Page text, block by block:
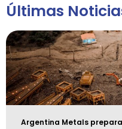
Últimas
Argentina Metals